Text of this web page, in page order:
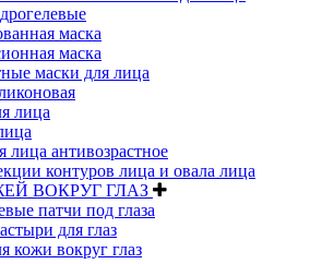
маска
маска
маски для лица
лица
лица антивозрастное
контуров лица и овала лица
ВОКРУГ ГЛАЗ
патчи под глаза
для глаз
кожи вокруг глаз